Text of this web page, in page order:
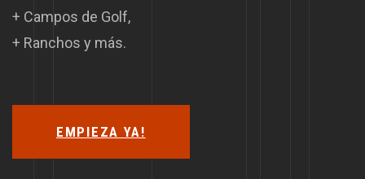
+ Campos de Golf,
+ Ranchos y más.
EMPIEZA YA!